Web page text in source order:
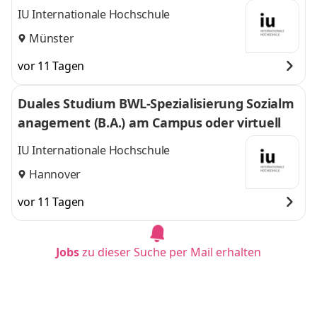
IU Internationale Hochschule
Münster
vor 11 Tagen
Duales Studium BWL-Spezialisierung Sozialm
anagement (B.A.) am Campus oder virtuell
IU Internationale Hochschule
Hannover
vor 11 Tagen
Jobszu dieser Suche per Mail erhalten